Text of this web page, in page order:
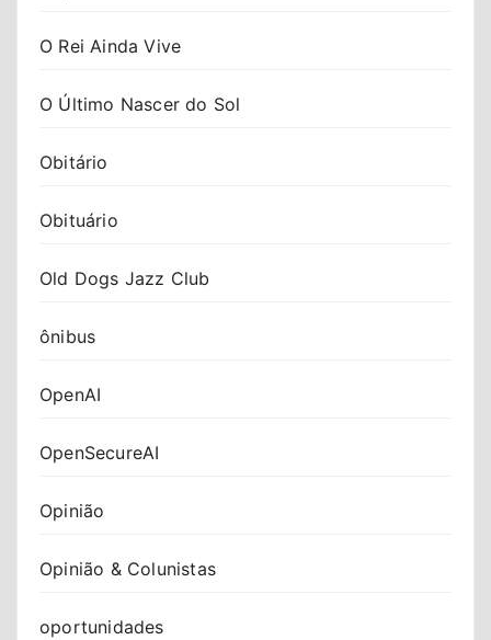
O Rei Ainda Vive
O Último Nascer do Sol
Obitário
Obituário
Old Dogs Jazz Club
ônibus
OpenAI
OpenSecureAI
Opinião
Opinião & Colunistas
oportunidades